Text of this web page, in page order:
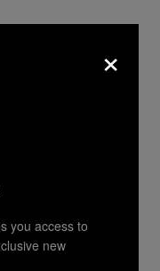
DaveBtw
von ‘The
×
you access to
new